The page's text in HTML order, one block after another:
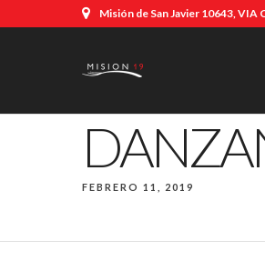
Misión de San Javier 10643,
FEBRERO 11, 2019